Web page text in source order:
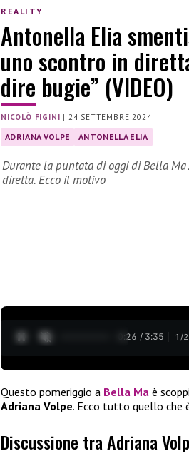
REALITY
Antonella Elia
uno scontro in
dire bugie” (VIDEO)
NICOLÒ FIGINI | 24 SETTEMBRE 2024
ADRIANA VOLPE ANTONELLA ELIA
Durante la puntata di oggi di Bella
diretta. Ecco il motivo
0:27 / 3:35 1 /2
Questo pomeriggio a Bella Ma è
Adriana Volpe. Ecco tutto quello che
Discussione tra Adriana